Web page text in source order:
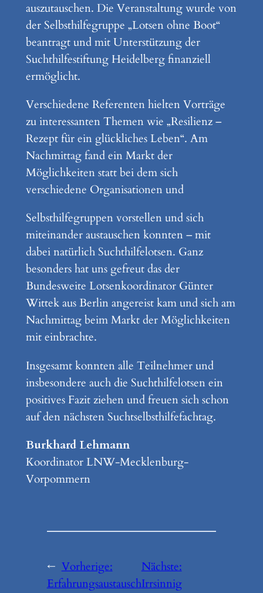
auszutauschen. Die Veranstaltung wurde von
derSelbsthilfegruppe „Lotsen ohne Boot“
beantragt und mit Unterstützung der
Suchthilfestiftung Heidelberg finanziell
ermöglicht.
Verschiedene Referenten hielten Vorträge
zu interessanten Themen wie „Resilienz –
Rezept für ein glückliches Leben“. Am
Nachmittag fand ein Markt der
Möglichkeiten statt bei dem sich
verschiedene Organisationen und
Selbsthilfegruppen vorstellen und sich
miteinander austauschen konnten – mit
dabei natürlich Suchthilfelotsen. Ganz
besonders hat uns gefreut das der
Bundesweite Lotsenkoordinator Günter
Wittek aus Berlin angereist kam und sich am
Nachmittag beim Markt der Möglichkeiten
mit einbrachte.
Insgesamt konnten alle Teilnehmer und
insbesondere auch die Suchthilfelotsen ein
positives Fazit ziehen und freuen sich schon
auf den nächsten Suchtselbsthilfefachtag.
Burkhard Lehmann
Koordinator LNW-Mecklenburg-
Vorpommern
← Vorherige:
Erfahrungsaustausch
Nächste:
Irrsinnig